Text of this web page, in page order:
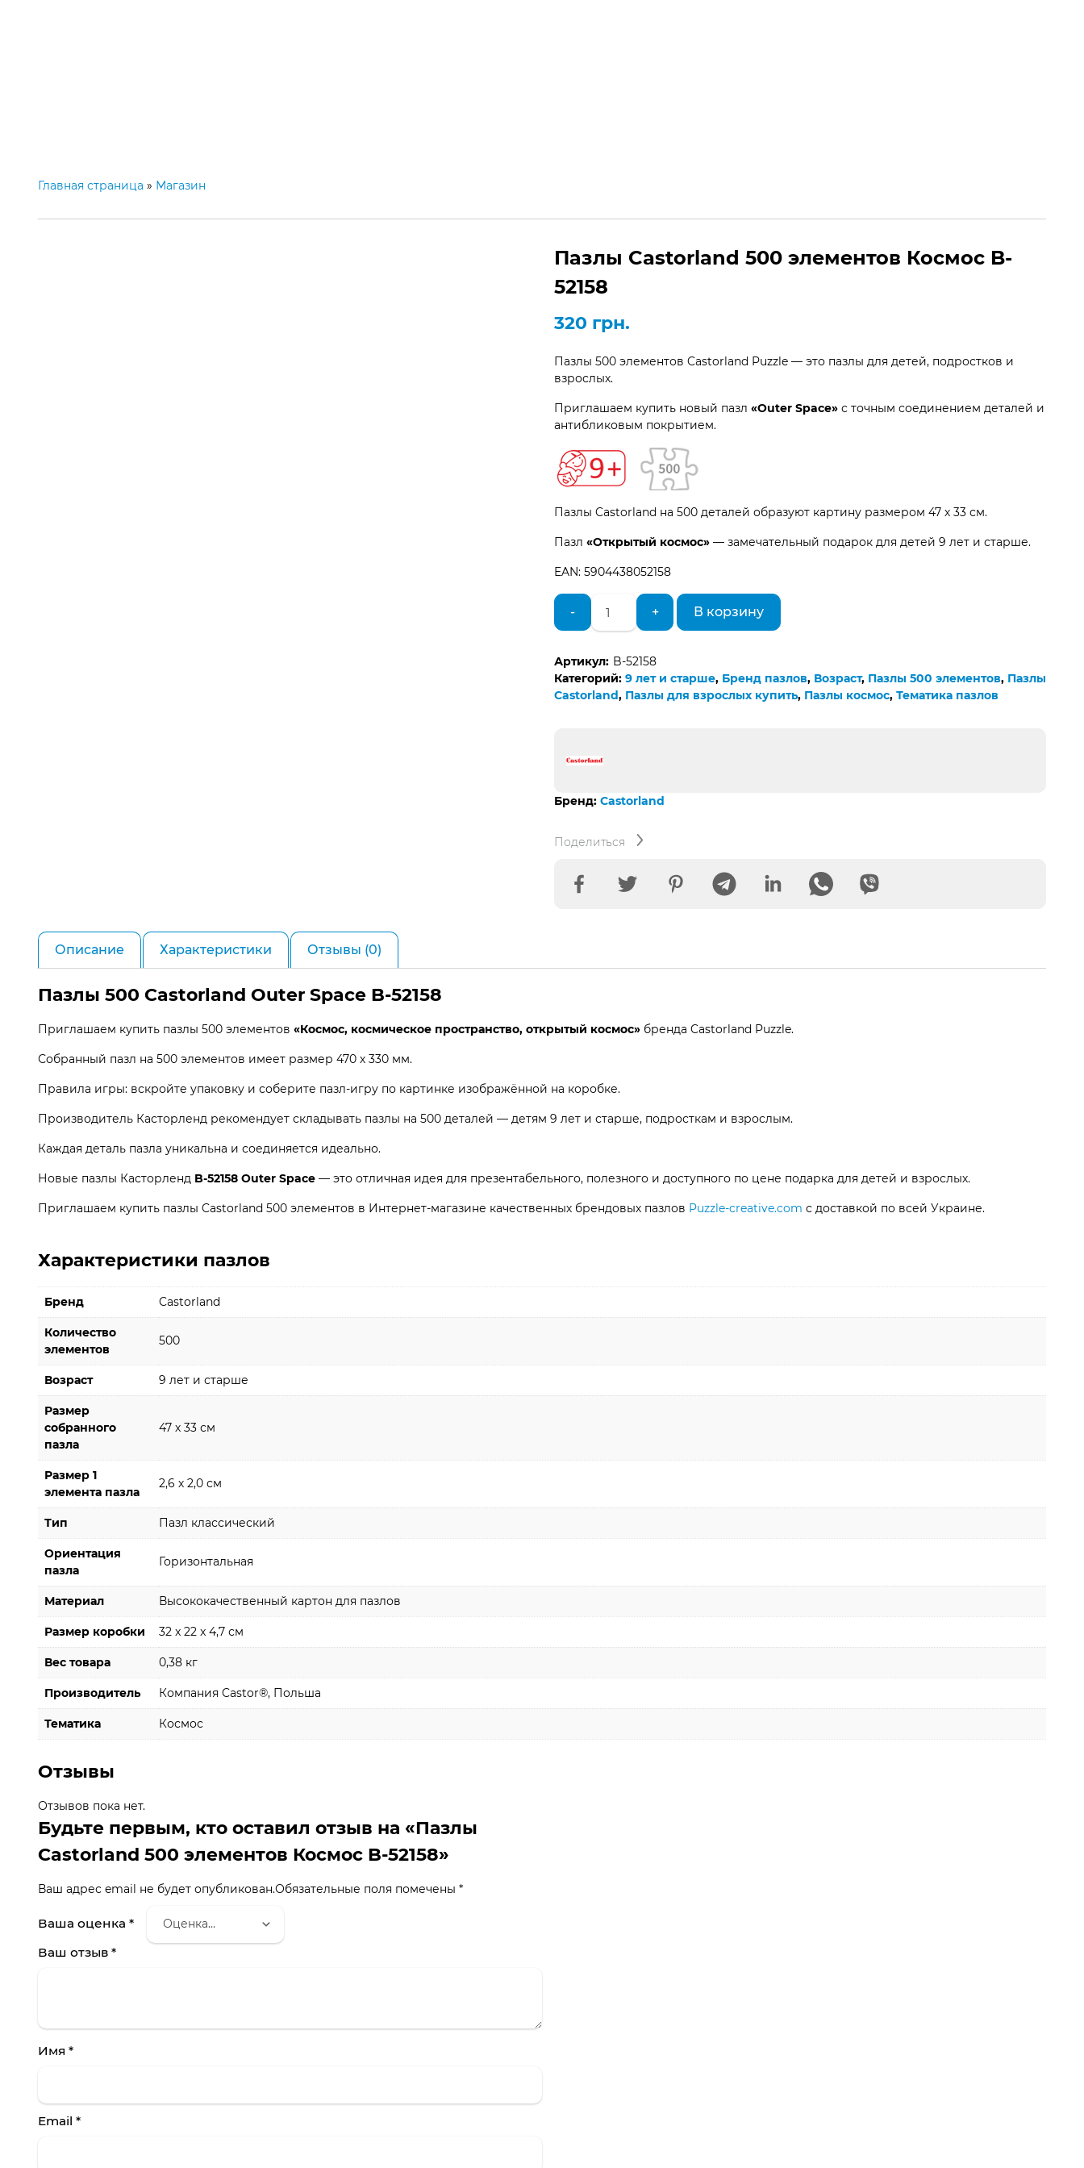
Главная страница » Магазин
Пазлы Castorland 500 элементов Космос B-
52158
320 грн.
Пазлы 500 элементов Castorland Puzzle — это пазлы для детей, подростков и
взрослых.
Приглашаем купить новый пазл «Outer Space» с точным соединением деталей и
антибликовым покрытием.
Пазлы Castorland на 500 деталей образуют картину размером 47 х 33 см.
Пазл «Открытый космос» — замечательный подарок для детей 9 лет и старше.
EAN: 5904438052158
-
Количество
товара
Castorland
500
элементов
+ В корзину
Артикул: B-52158
Категорий: 9 лет и старше, Бренд пазлов, Возраст, Пазлы 500 элементов, Пазлы
Castorland, Пазлы для взрослых купить, Пазлы космос, Тематика пазлов
Бренд: Castorland
Поделиться
Описание Характеристики Отзывы (0)
Пазлы 500 Castorland Outer Space B-52158
Приглашаем купить пазлы 500 элементов «Космос, космическое пространство, открытый космос» бренда Castorland Puzzle.
Собранный пазл на 500 элементов имеет размер 470 х 330 мм.
Правила игры: вскройте упаковку и соберите пазл-игру по картинке изображённой на коробке.
Производитель Касторленд рекомендует складывать пазлы на 500 деталей — детям 9 лет и старше, подросткам и взрослым.
Каждая деталь пазла уникальна и соединяется идеально.
Новые пазлы Касторленд B-52158 Outer Space — это отличная идея для презентабельного, полезного и доступного по цене подарка для детей и взрослых.
Приглашаем купить пазлы Castorland 500 элементов в Интернет-магазине качественных брендовых пазлов Puzzle-creative.com с доставкой по всей Украине.
Характеристики пазлов
Бренд Castorland
Количество
элементов
500
Возраст 9 лет и старше
Размер
собранного
пазла
47 х 33 см
Размер 1
элемента пазла
2,6 х 2,0 см
Тип Пазл классический
Ориентация
пазла
Горизонтальная
Материал Высококачественный картон для пазлов
Размер коробки 32 x 22 x 4,7 см
Вес товара 0,38 кг
Производитель Компания Castor®, Польша
Тематика Космос
Отзывы
Отзывов пока нет.
Будьте первым, кто оставил отзыв на «Пазлы
Castorland 500 элементов Космос B-52158»
Ваш адрес email не будет опубликован.Обязательные поля помечены *
Ваша оценка *
Ваш отзыв *
Имя *
Email *